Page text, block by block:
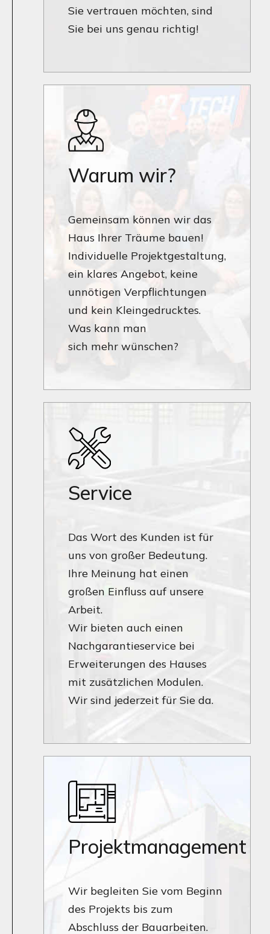
Sie vertrauen möchten, sind
Sie bei uns genau richtig!
Warum wir?
Gemeinsam können wir das
Haus Ihrer Träume bauen!
Individuelle Projektgestaltung,
ein klares Angebot, keine
unnötigen Verpflichtungen
und kein Kleingedrucktes.
Was kann man
sich mehr wünschen?
Service
Das Wort des Kunden ist für
uns von großer Bedeutung.
Ihre Meinung hat einen
großen Einfluss auf unsere
Arbeit.
Wir bieten auch einen
Nachgarantieservice bei
Erweiterungen des Hauses
mit zusätzlichen Modulen.
Wir sind jederzeit für Sie da.
Projektmanagement
Wir begleiten Sie vom Beginn
des Projekts bis zum
Abschluss der Bauarbeiten.